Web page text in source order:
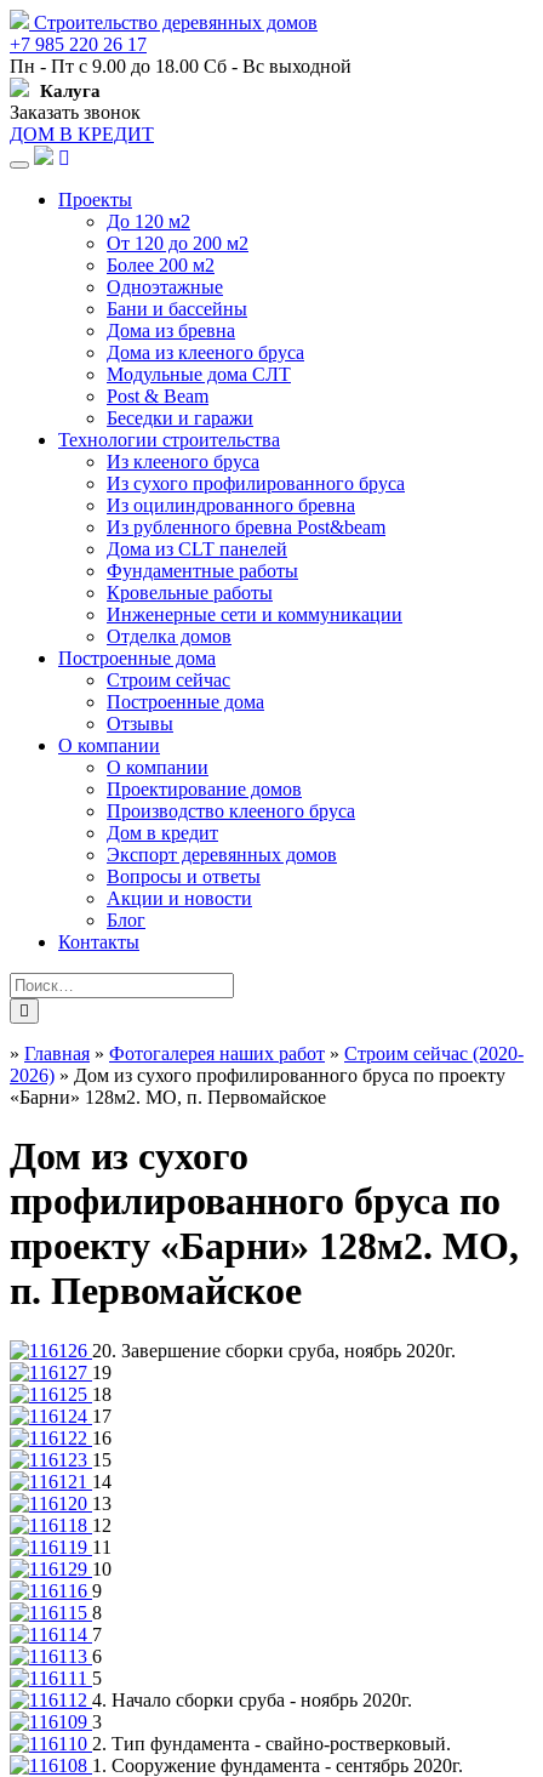
Строительство деревянных домов
+7 985 220 26 17
Пн - Пт с 9.00 до 18.00 Сб - Вс выходной
Калуга
Заказать звонок
ДОМ В КРЕДИТ
Навигация
Проекты
До 120 м2
От 120 до 200 м2
Более 200 м2
Одноэтажные
Бани и бассейны
Дома из бревна
Дома из клееного бруса
Модульные дома СЛТ
Post & Beam
Беседки и гаражи
Технологии строительства
Из клееного бруса
Из сухого профилированного бруса
Из оцилиндрованного бревна
Из рубленного бревна Post&beam
Дома из CLT панелей
Фундаментные работы
Кровельные работы
Инженерные сети и коммуникации
Отделка домов
Построенные дома
Строим сейчас
Построенные дома
Отзывы
О компании
О компании
Проектирование домов
Производство клееного бруса
Дом в кредит
Экспорт деревянных домов
Вопросы и ответы
Акции и новости
Блог
Контакты
» Главная » Фотогалерея наших работ » Строим сейчас (2020-
2026) » Дом из сухого профилированного бруса по проекту
«Барни» 128м2. МО, п. Первомайское
Дом из сухого
профилированного бруса по
проекту «Барни» 128м2. МО,
п. Первомайское
20. Завершение сборки сруба, ноябрь 2020г.
19
18
17
16
15
14
13
12
11
10
9
8
7
6
5
4. Начало сборки сруба - ноябрь 2020г.
3
2. Тип фундамента - свайно-ростверковый.
1. Сооружение фундамента - сентябрь 2020г.